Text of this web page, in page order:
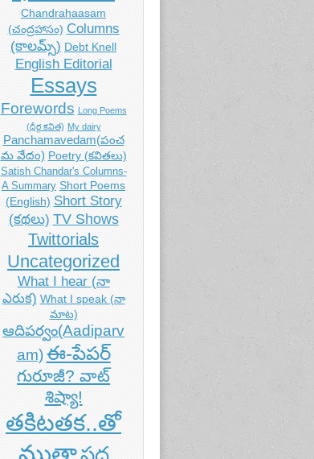
Chandrahaasam
(చంద్రహాసం) Columns
(కాలమ్స్) Debt Knell
English Editorial
Essays
Forewords Long Poems
(ధీర్గ కవిత) My dairy
Panchamavedam(పంచ
మ వేదం) Poetry (కవితలు)
Satish Chandar's Columns-
A Summary Short Poems
(English) Short Story
(కథలు) TV Shows
Twittorials
Uncategorized
What I hear (నా
ఎరుక) What I speak (నా
మాట)
ఆదిపర్వం(Aadiparv
am) ఈ-పేపర్
గురూజీ? వాట్
శిష్యా!
తకిటతక..తో
ముతాపద